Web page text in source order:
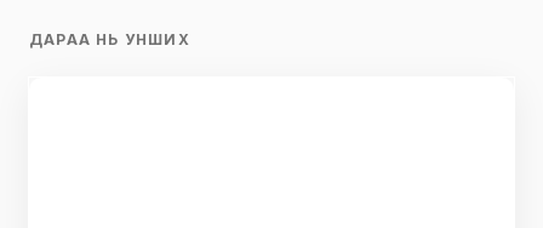
ДАРАА НЬ УНШИХ